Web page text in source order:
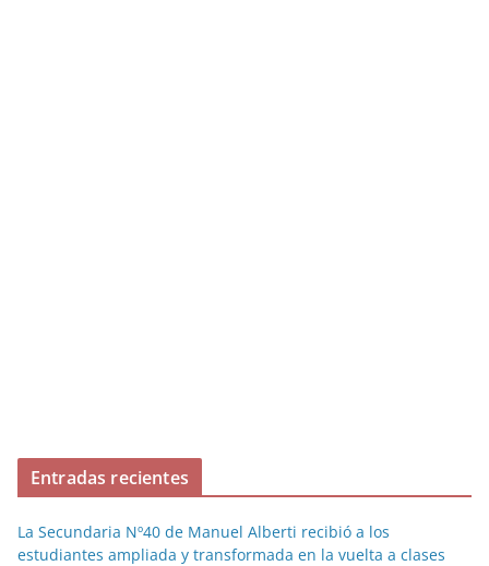
Entradas recientes
La Secundaria Nº40 de Manuel Alberti recibió a los
estudiantes ampliada y transformada en la vuelta a clases